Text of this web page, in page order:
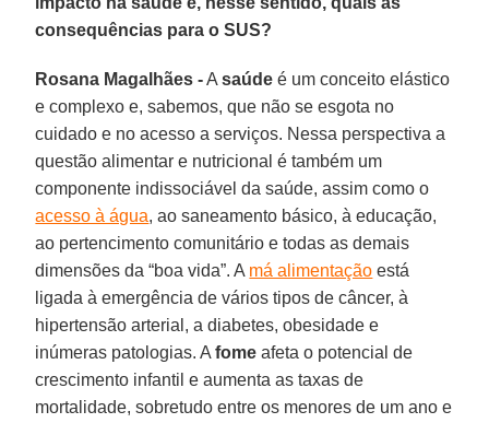
consequências para o SUS?
Rosana Magalhães -Asaúde é um conceito elástico
e complexo e, sabemos, que não se esgota no
cuidado e no acesso a serviços. Nessa perspectiva a
questão alimentar e nutricional é também um
componente indissociável da saúde, assim como o
acesso à água, ao saneamento básico, à educação,
ao pertencimento comunitário e todas as demais
dimensões da “boa vida”. A má alimentação está
ligada à emergência de vários tipos de câncer, à
hipertensão arterial, a diabetes, obesidade e
inúmeras patologias. Afome afeta o potencial de
crescimento infantil e aumenta as taxas de
mortalidade, sobretudo entre os menores de um ano e